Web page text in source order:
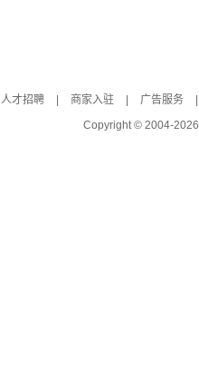
人才招聘 商家入驻 广告服务
Copyright © 2004-2026